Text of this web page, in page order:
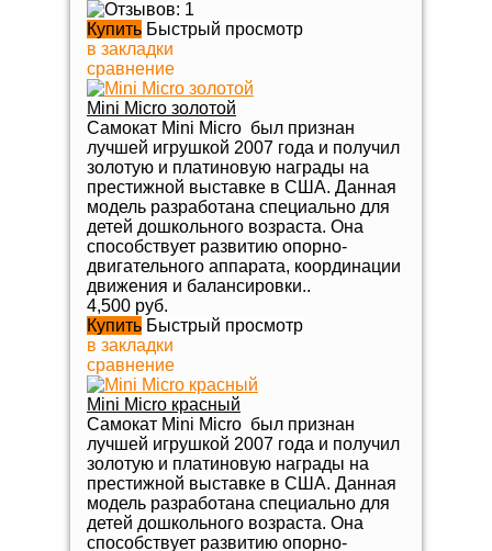
Купить Быстрый просмотр
в закладки
сравнение
Mini Micro золотой
Самокат Mini Micro был признан
лучшей игрушкой 2007 года и получил
золотую и платиновую награды на
престижной выставке в США. Данная
модель разработана специально для
детей дошкольного возраста. Она
способствует развитию опорно-
двигательного аппарата, координации
движения и балансировки..
4,500 руб.
Купить Быстрый просмотр
в закладки
сравнение
Mini Micro красный
Самокат Mini Micro был признан
лучшей игрушкой 2007 года и получил
золотую и платиновую награды на
престижной выставке в США. Данная
модель разработана специально для
детей дошкольного возраста. Она
способствует развитию опорно-